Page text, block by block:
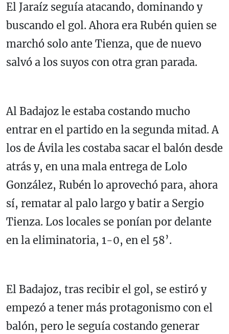
El Jaraíz seguía atacando, dominando y
buscando el gol. Ahora era Rubén quien se
marchó solo ante Tienza, que de nuevo
salvó a los suyos con otra gran parada.
Al Badajoz le estaba costando mucho
entrar en el partido en la segunda mitad. A
los de Ávila les costaba sacar el balón desde
atrás y, en una mala entrega de Lolo
González, Rubén lo aprovechó para, ahora
sí, rematar al palo largo y batir a Sergio
Tienza. Los locales se ponían por delante
en la eliminatoria, 1-0, en el 58’.
El Badajoz, tras recibir el gol, se estiró y
empezó a tener más protagonismo con el
balón, pero le seguía costando generar